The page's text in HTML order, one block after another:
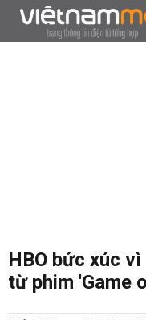
HBO bức xúc
từ phim 'Game